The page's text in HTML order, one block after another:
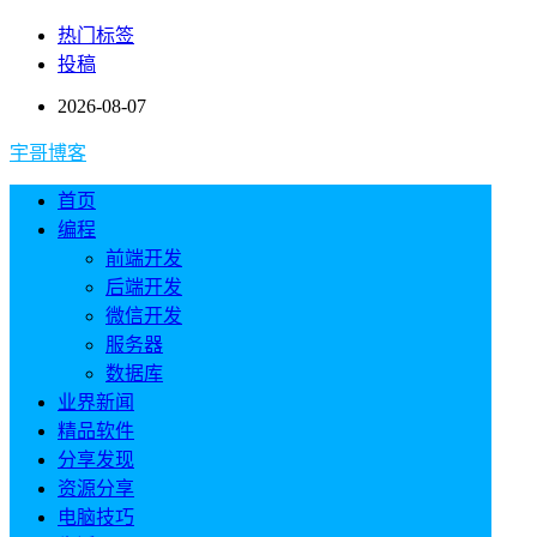
热门标签
投稿
2026-08-07
宇哥博客
首页
编程
前端开发
后端开发
微信开发
服务器
数据库
业界新闻
精品软件
分享发现
资源分享
电脑技巧